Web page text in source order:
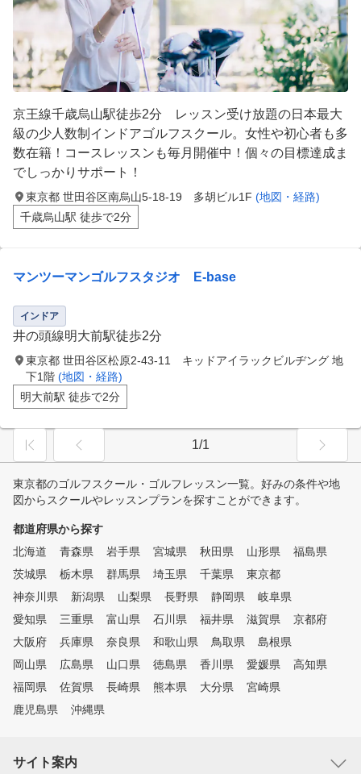
京王線千歳烏山駅徒歩2分 レッスン受け放題の日本最大
級の少人数制インドアゴルフスクール。女性や初心者も多
数在籍！コースレッスンも毎月開催中！個々の目標達成ま
でしっかりサポート！
東京都 世田谷区南烏山5-18-19 多胡ビル1F (地図・経路)
千歳烏山駅 徒歩で2分
マンツーマンゴルフスタジオ E-base
インドア
井の頭線明大前駅徒歩2分
東京都 世田谷区松原2-43-11 キッドアイラックビルヂング 地
下1階 (地図・経路)
明大前駅 徒歩で2分
1/1
東京都のゴルフスクール・ゴルフレッスン一覧。好みの条件や地
図からスクールやレッスンプランを探すことができます。
都道府県から探す
北海道
青森県 岩手県 宮城県 秋田県 山形県
福島県
茨城県
栃木県 群馬県 埼玉県 千葉県
東京都
神奈川県
新潟県 山梨県 長野県 静岡県
岐阜県
愛知県
三重県 富山県 石川県 福井県 滋賀県
京都府
大阪府
兵庫県 奈良県 和歌山県 鳥取県
島根県
岡山県
広島県 山口県 徳島県 香川県 愛媛県
高知県
福岡県
佐賀県 長崎県 熊本県 大分県
宮崎県
鹿児島県
沖縄県
サイト案内